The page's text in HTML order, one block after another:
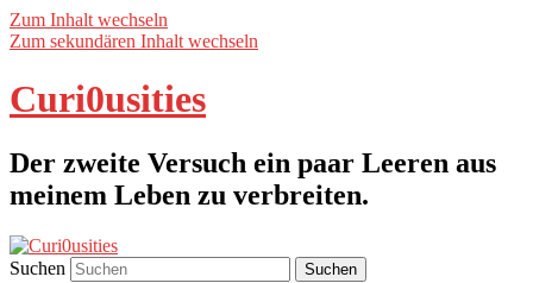
Zum Inhalt wechseln
Zum sekundären Inhalt wechseln
Curi0usities
Der zweite Versuch ein paar Leeren aus
meinem Leben zu verbreiten.
Suchen